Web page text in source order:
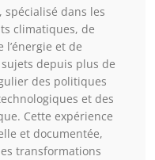
dans les
climatiques, de
et de
depuis plus de
des politiques
et des
Cette expérience
et documentée,
transformations